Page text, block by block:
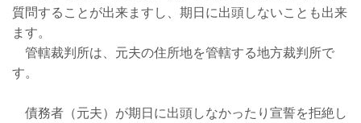
質問することが出来ますし、期日に出頭しないことも出来
ます。
管轄裁判所は、元夫の住所地を管轄する地方裁判所で
す。
債務者（元夫） が期日に出頭しなかったり宣誓を拒絶し